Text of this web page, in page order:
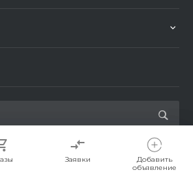
Заявки
Добавить
объявление
Заявки
Добавить
объявление
Все права защищены